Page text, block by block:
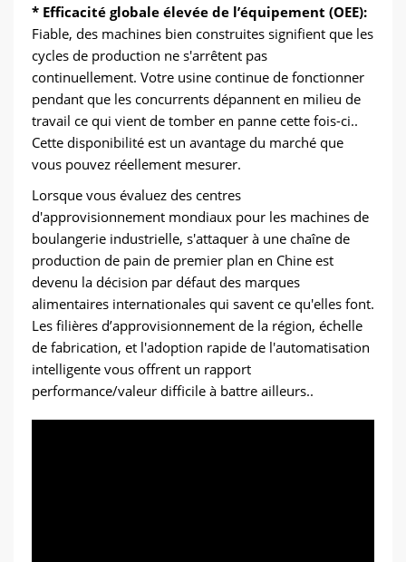
* Efficacité globale élevée de l’équipement (OEE):
Fiable, des machines bien construites signifient que les
cycles de production ne s'arrêtent pas
continuellement. Votre usine continue de fonctionner
pendant que les concurrents dépannent en milieu de
travail ce qui vient de tomber en panne cette fois-ci..
Cette disponibilité est un avantage du marché que
vous pouvez réellement mesurer.
Lorsque vous évaluez des centres
d'approvisionnement mondiaux pour les machines de
boulangerie industrielle, s'attaquer à une chaîne de
production de pain de premier plan en Chine est
devenu la décision par défaut des marques
alimentaires internationales qui savent ce qu'elles font.
Les filières d’approvisionnement de la région, échelle
de fabrication, et l'adoption rapide de l'automatisation
intelligente vous offrent un rapport
performance/valeur difficile à battre ailleurs..